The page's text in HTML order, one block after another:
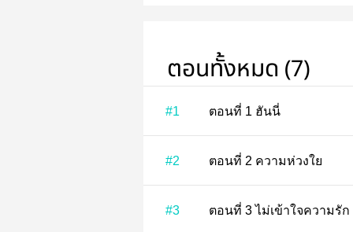
ตอนทั้งหมด (7)
#1 ตอนที่ 1 ฮันนี่
#2 ตอนที่ 2 ความห่วงใย
#3 ตอนที่ 3 ไม่เข้าใจความรัก